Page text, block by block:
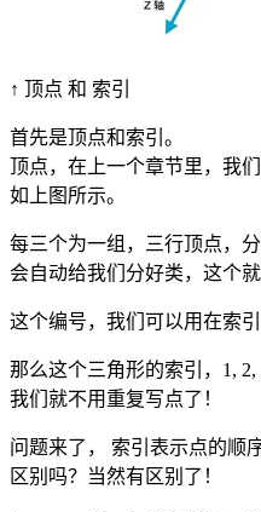
↑ 顶点 和 索引
首先是顶点和索引。
顶点，在上一个章节里，我
如上图所示。
每三个为一组，三行顶点，
会自动给我们分好类，这个就
这个编号，我们可以用在索引
那么这个三角形的索引，1,
我们就不用重复写点了！
问题来了， 索引表示点的顺
区别吗？当然有区别了！